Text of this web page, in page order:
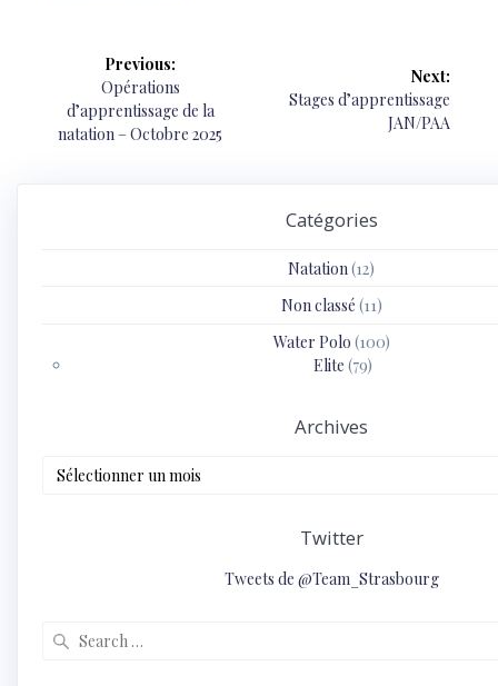
Navigation
l’article
Previous:
Previous
post:
Opérations
d’apprentissage de la
natation – Octobre 2025
Next:
Next
Stages d’apprentissage
JAN/PAA
Catégories
Natation (12)
Non classé (11)
Water Polo (100)
Elite (79)
Archives
Twitter
Tweets de @Team_Strasbourg